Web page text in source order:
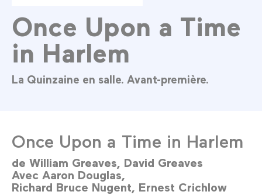
Once Upon a Time
in Harlem
La Quinzaine en salle. Avant-première.
Once Upon a Time in Harlem
de William Greaves David Greaves
Avec Aaron Douglas
Richard Bruce Nugent Ernest Crichlow